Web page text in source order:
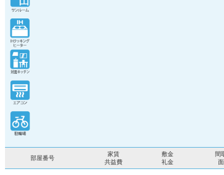
部屋番号
家賃
共益費
敷金
礼金
間